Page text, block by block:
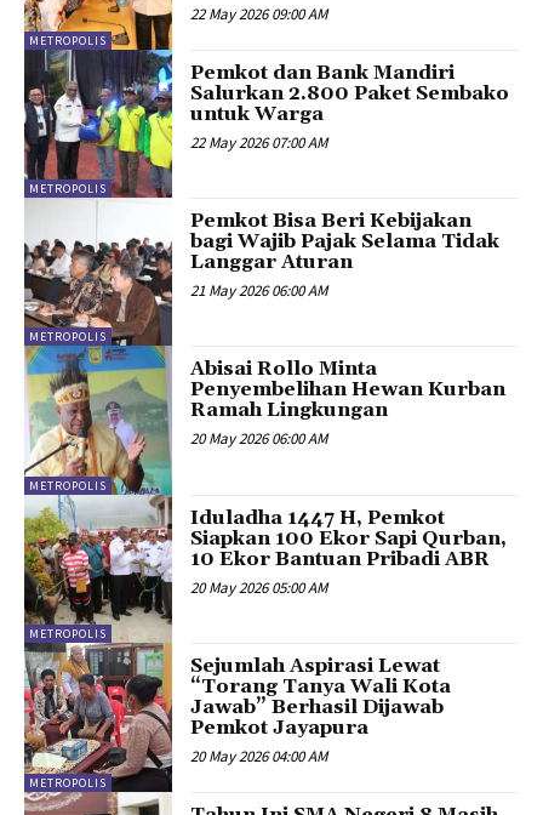
METROPOLIS
22 May 2026 09:00 AM
METROPOLIS
Pemkot dan Bank Mandiri
Salurkan 2.800 Paket Sembako
untuk Warga
22 May 2026 07:00 AM
METROPOLIS
Pemkot Bisa Beri Kebijakan
bagi Wajib Pajak Selama Tidak
Langgar Aturan
21 May 2026 06:00 AM
METROPOLIS
Abisai Rollo Minta
Penyembelihan Hewan Kurban
Ramah Lingkungan
20 May 2026 06:00 AM
METROPOLIS
Iduladha 1447 H, Pemkot
Siapkan 100 Ekor Sapi Qurban,
10 Ekor Bantuan Pribadi ABR
20 May 2026 05:00 AM
METROPOLIS
Sejumlah Aspirasi Lewat
“Torang Tanya Wali Kota
Jawab” Berhasil Dijawab
Pemkot Jayapura
20 May 2026 04:00 AM